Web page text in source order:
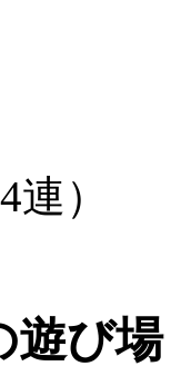
）
遊び場